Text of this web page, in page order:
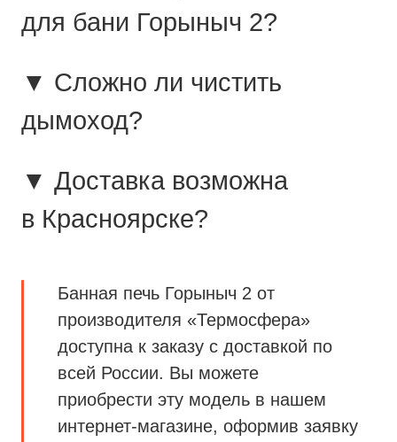
для бани Горыныч 2?
▼ Сложно ли чистить
дымоход?
▼ Доставка возможна
в Красноярске?
Банная печь Горыныч 2 от
производителя «Термосфера»
доступна к заказу с доставкой по
всей России. Вы можете
приобрести эту модель в нашем
интернет-магазине, оформив заявку